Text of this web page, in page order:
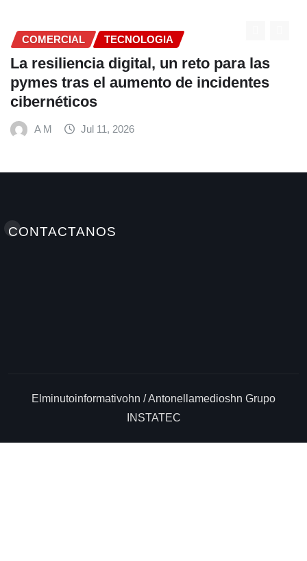
COMERCIAL
Fundación Ficohsa fortalece la
alimentación escolar y promueve
hábitos saludables junto al
Mundial de Alimentos y Nestlé
Elminutoinformativohn / Antonellamedioshn Grupo